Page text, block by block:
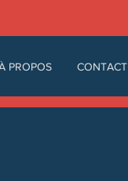
PROPOS CONTACT